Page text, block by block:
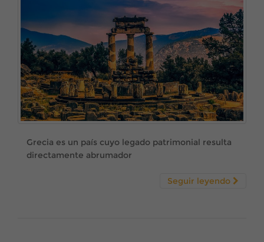
Grecia es un país cuyo legado patrimonial resulta
directamente abrumador
Seguir leyendo